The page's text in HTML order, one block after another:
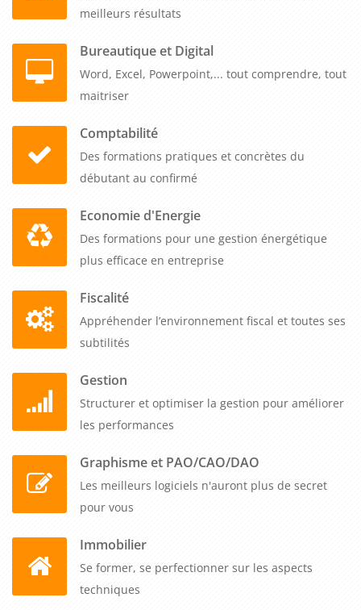
meilleurs résultats
Bureautique et Digital
Word, Excel, Powerpoint,... tout comprendre, tout
maitriser
Comptabilité
Des formations pratiques et concrètes du
débutant au confirmé
Economie d'Energie
Des formations pour une gestion énergétique
plus efficace en entreprise
Fiscalité
Appréhender l’environnement fiscal et toutes ses
subtilités
Gestion
Structurer et optimiser la gestion pour améliorer
les performances
Graphisme et PAO/CAO/DAO
Les meilleurs logiciels n'auront plus de secret
pour vous
Immobilier
Se former, se perfectionner sur les aspects
techniques